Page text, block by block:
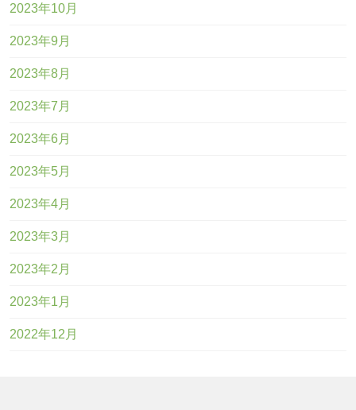
2023年10月
2023年9月
2023年8月
2023年7月
2023年6月
2023年5月
2023年4月
2023年3月
2023年2月
2023年1月
2022年12月